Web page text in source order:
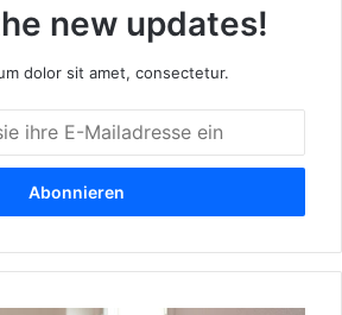
new updates!
dolor sit amet, consectetur.